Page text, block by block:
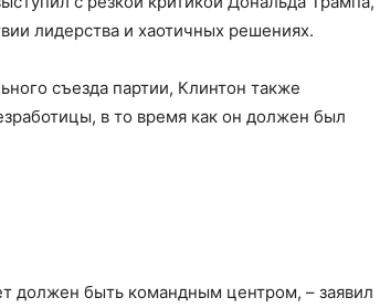
лидерства и хаотичных решениях.
съезда партии, Клинтон также
в то время как он должен был
должен быть командным центром, – заявил